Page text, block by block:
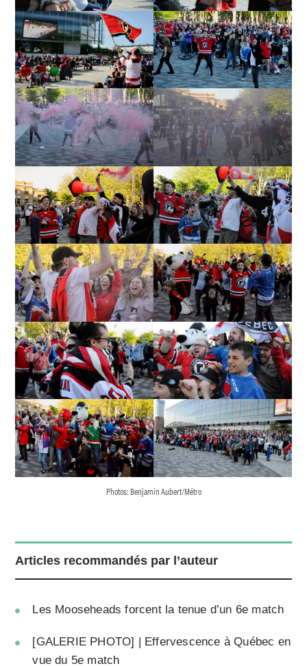
Photos: Benjamin Aubert/Métro
Articles recommandés par l’auteur
Les Mooseheads forcent la tenue d’un 6e match
[GALERIE PHOTO] | Effervescence à Québec en
vue du 5e match